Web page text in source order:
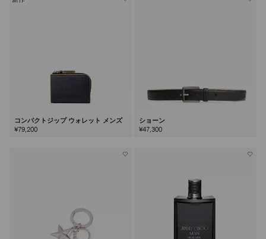
コンパクトジップ ウォレット メンズ
¥79,200
ショーン
¥47,300